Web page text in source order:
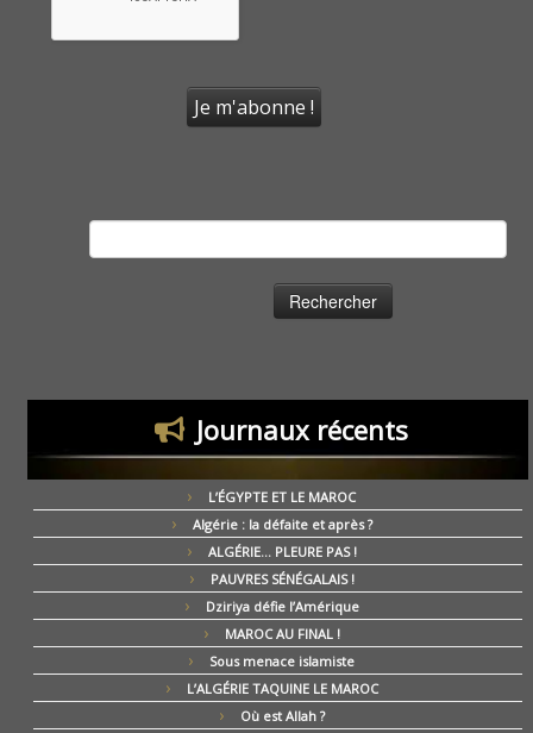
Journaux récents
L’ÉGYPTE ET LE MAROC
Algérie : la défaite et après ?
ALGÉRIE… PLEURE PAS !
PAUVRES SÉNÉGALAIS !
Dziriya défie l’Amérique
MAROC AU FINAL !
Sous menace islamiste
L’ALGÉRIE TAQUINE LE MAROC
Où est Allah ?